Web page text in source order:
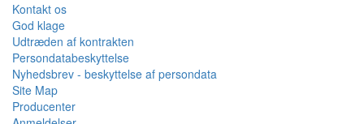
Kontakt os
God klage
Udtræden af kontrakten
Persondatabeskyttelse
Nyhedsbrev - beskyttelse af persondata
Site Map
Producenter